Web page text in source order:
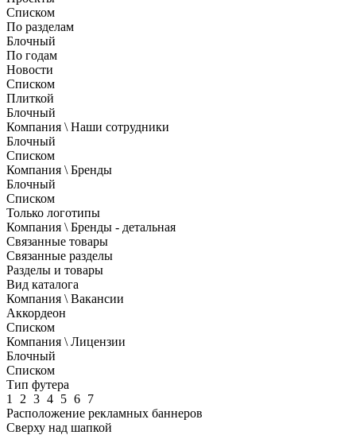
Списком
По разделам
Блочный
По годам
Новости
Списком
Плиткой
Блочный
Компания \ Наши сотрудники
Блочный
Списком
Компания \ Бренды
Блочный
Списком
Только логотипы
Компания \ Бренды - детальная
Связанные товары
Связанные разделы
Разделы и товары
Вид каталога
Компания \ Вакансии
Аккордеон
Списком
Компания \ Лицензии
Блочный
Списком
Тип футера
1
2 3 4 5 6 7
Расположение рекламных баннеров
Сверху над шапкой